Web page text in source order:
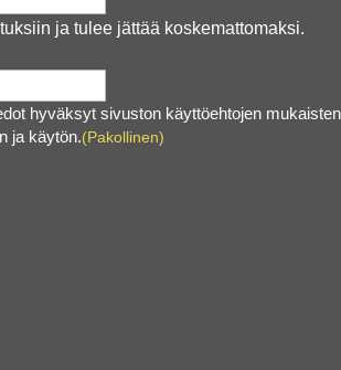
ja tulee jättää koskemattomaksi.
hyväksyt sivuston käyttöehtojen mukaisten
ja käytön.(Pakollinen)